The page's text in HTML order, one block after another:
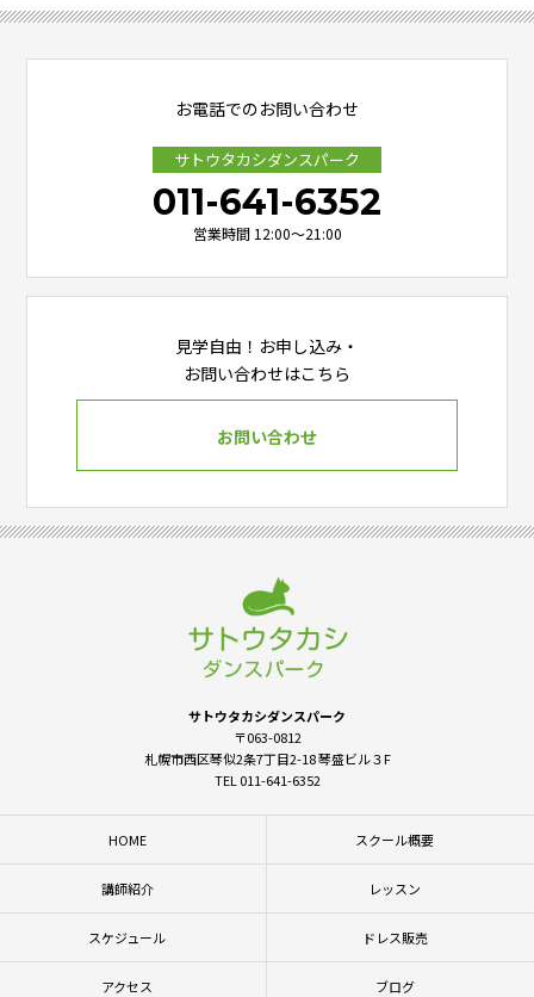
お電話でのお問い合わせ
サトウタカシダンスパーク
011-641-6352
営業時間 12:00～21:00
見学自由！お申し込み・
お問い合わせはこちら
お問い合わせ
サトウタカシダンスパーク
〒063-0812
札幌市西区琴似2条7丁目2-18 琴盛ビル３F
TEL 011-641-6352
HOME スクール概要
講師紹介 レッスン
スケジュール ドレス販売
アクセス ブログ